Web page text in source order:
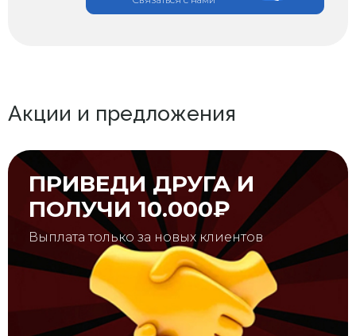
Акции и предложения
ПРИВЕДИ ДРУГА И
ПОЛУЧИ 10.000₽
Выплата только за новых клиентов